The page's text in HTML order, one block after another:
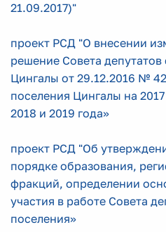
21.09.2017)"
проект РСД "О внесении
решение Совета депутатов
Цингалы от 29.12.2016 №
поселения Цингалы на
2018 и 2019 года»
проект РСД "Об
порядке образования,
фракций, определении
участия в работе Совета
поселения»